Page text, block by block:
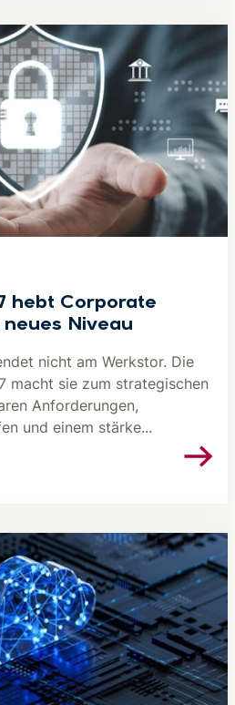
hebt Corporate
Niveau
nicht am Werkstor. Die
macht sie zum strategischen
Anforderungen,
und einem stärke...